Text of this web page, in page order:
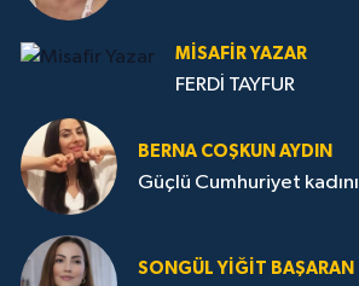
MISAFIR YAZAR
FERDİ TAYFUR
BERNA COŞKUN AYDIN
Güçlü Cumhuriyet kadını
SONGÜL YIĞIT BAŞARAN